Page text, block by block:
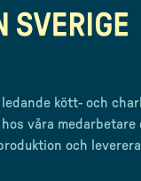
kött- och
våra
och leverera